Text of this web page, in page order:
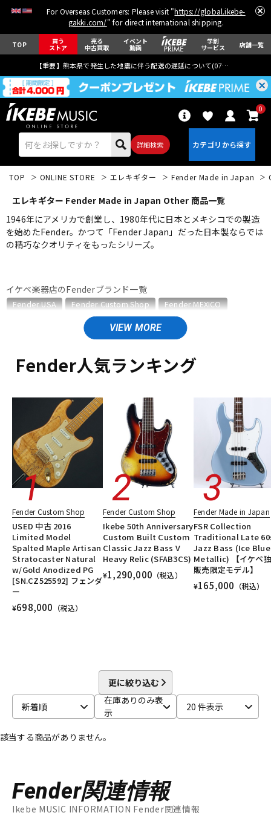
For Overseas Customers: Please visit "https://global.ikebe-
gakki.com/" for direct international shipping.
TOP 買う
ストア
売る
中古買取
イベント
動画
学割
サービス 店舗一覧
【重要】熊本県で発生した地震に伴う配送の遅延について(07月29日
詳細検索
0
エレキギター
ベース
パーカッション
キーボード 電子ピアノ
管楽器
アンプ エフェクター
DJ機器
DTM オンライン納品 レコーディング機器
楽器アクセサリ
TOP ONLINE STORE エレキギター Fender Made in Japan
エレキギター Fender Made in Japan Other 商品一覧
1946年にアメリカで創業し、1980年代に日本とメキシコでの製造
を始めたFender。かつて「Fender Japan」だった日本製ならでは
の精巧なクオリティをもったシリーズ。
イケベ楽器店のFenderブランド一覧
Fender USA Fender Custom Shop
Fender MEXICO
Fender Made in Japan
Fender Standard Series
Fender Japan
Fender Made in Japanのカテゴリ
エレキギター/#Traditional Stratocaster
エレキギター/#Traditional Mustang
エレキギター/#Traditional Jazzmaster
エレキギター/#Traditional Jaguar
エレキギター/#Hybrid II Telecaster
エレキギター/#Hybrid II Stratocaster
エレキギター/#Hybrid II Jazzmaster
エレキギター/#Heritage Telecaster
エレキギター/#Heritage Stratocaster
ベース
ベース/#Traditional Precision Bass
ベース/#Traditional Jazz Bass
ベース/#Heritage Precision Bass
ベース/#Heritage Jazz Bass
ユーズド ヴィンテージ ALL
Fender人気ランキング
Fender Custom Shop
USED 中古 2016
Limited Model
Spalted Maple Artisan
Stratocaster Natural
w/Gold Anodized PG
[SN.CZ525592] フェンダ
ー
¥698,000 （税込）
Fender Custom Shop
Ikebe 50th Anniversary
Custom Built Custom
Classic Jazz Bass V
Heavy Relic (SFAB3CS)
¥1,290,000 （税込）
Fender Made in Japan
FSR Collection
Traditional Late
Jazz Bass (Ice Blue
Metallic) 【イケベ
販売限定モデル】
¥165,000 （税込）
更に絞り込む
新着順
在庫ありのみ表
示
20 件表示
該当する商品がありません。
Fender関連情報
Ikebe MUSIC INFORMATION Fender関連情報